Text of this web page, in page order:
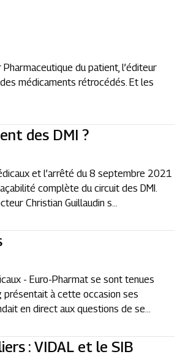
du patient, l’éditeur
médicaments rétrocédés. Et les
des DMI ?
et l’arrêté du 8 septembre 2021
complète du circuit des DMI.
Christian Guillaudin s...
- Euro-Pharmat se sont tenues
présentait à cette occasion ses
en direct aux questions de se...
: VIDAL et le SIB